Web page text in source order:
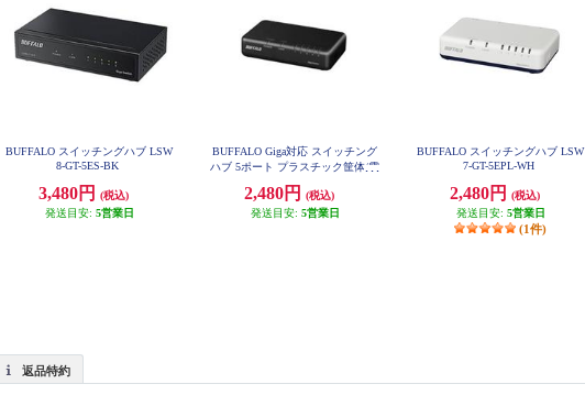
BUFFALO スイッチングハブ LSW
8-GT-5ES-BK
3,480円
(税込)
発送目安: 5営業日
BUFFALO Giga対応 スイッチング
ハブ 5ポート プラスチック筐体/電
K
2,480円
(税込)
発送目安: 5営業日
BUFFALO スイッチングハブ LSW
7-GT-5EPL-WH
2,480円
(税込)
発送目安: 5営業日
(1件)
返品特約